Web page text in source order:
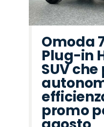
Omoda
Plug-in
SUV
promo